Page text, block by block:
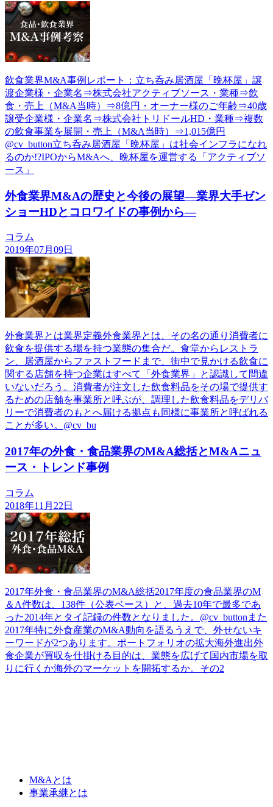
飲食業界M&A事例レポート：立ち呑み居酒屋「晩杯屋」譲
渡企業様・企業名⇒株式会社アクティブソース・業種⇒飲
食・売上（M&A当時）⇒8億円・オーナー様のご年齢⇒40歳
譲受企業様・企業名⇒株式会社トリドールHD・業種⇒複数
の飲食事業を展開・売上（M&A当時）⇒1,015億円
@cv_button立ち呑み居酒屋「晩杯屋」は社会インフラになれ
るのか!?IPOからM&Aへ、晩杯屋を運営する「アクティブソ
ース」
外食業界M&Aの歴史と今後の展望―業界大手ゼン
ショーHDとコロワイドの事例から―
コラム
2019年07月09日
外食業界とは業界定義外食業界とは、その名の通り消費者に
飲食を提供する場を持つ業態の集合だ。食堂からレストラ
ン、居酒屋からファストフードまで、街中で見かける飲食に
関する店舗を持つ企業はすべて「外食業界」と認識して間違
いないだろう。消費者が注文した飲食料品をその場で提供す
るための店舗を事業所と呼ぶが、調理した飲食料品をデリバ
リーで消費者のもとへ届ける拠点も同様に事業所と呼ばれる
ことが多い。@cv_bu
2017年の外食・食品業界のM&A総括とM&Aニュ
ース・トレンド事例
コラム
2018年11月22日
2017年外食・食品業界のM&A総括2017年度の食品業界のM
＆A件数は、138件（公表ベース）と、過去10年で最多であ
った2014年とタイ記録の件数となりました。@cv_buttonまた
2017年特に外食産業のM&A動向を語るうえで、外せないキ
ーワードが2つあります。ポートフォリオの拡大海外進出外
食企業が買収を仕掛ける目的は、業態を広げて国内市場を取
りに行くか海外のマーケットを開拓するか。その2
M&Aとは
事業承継とは